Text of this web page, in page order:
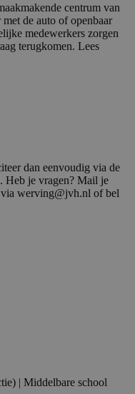
centrum van
de auto of openbaar
medewerkers zorgen
terugkomen. Lees
dan eenvoudig via de
Heb je vragen? Mail je
werving@jvh.nl of bel
| Middelbare school